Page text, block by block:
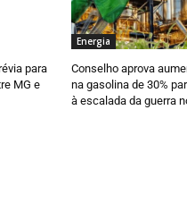
para
MG e
Energia
Conselho aprova
na gasolina de 30%
à escalada da guerra